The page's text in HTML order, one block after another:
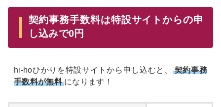
契約事務手数料は特設サイトからの申
し込みで0円
hi-hoひかりを特設サイトから申し込むと、
契約事務
手数料が無料 になります！